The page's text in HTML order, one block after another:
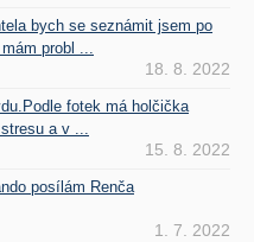
bych se seznámit jsem po
probl ...
18. 8. 2022
fotek má holčička
a v ...
15. 8. 2022
posílám Renča
1. 7. 2022